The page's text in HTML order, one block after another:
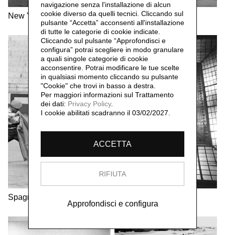
New York Sicilia
Spagna
navigazione senza l'installazione di alcun
cookie diverso da quelli tecnici. Cliccando sul
pulsante “Accetta” acconsenti all'installazione
di tutte le categorie di cookie indicate.
Cliccando sul pulsante “Approfondisci e
configura” potrai scegliere in modo granulare
a quali singole categorie di cookie
acconsentire. Potrai modificare le tue scelte
in qualsiasi momento cliccando su pulsante
"Cookie" che trovi in basso a destra.
Per maggiori informazioni sul Trattamento
dei dati: Privacy Policy.
I cookie abilitati scadranno il 03/02/2027.
ACCETTA
RIFIUTA
Approfondisci e configura